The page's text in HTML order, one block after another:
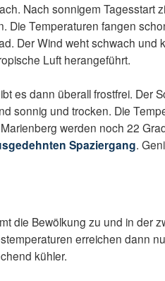
Nach sonnigem Tagesstart
Die Temperaturen fangen
Der Wind weht schwach und
Luft herangeführt.
es dann überall frostfrei. Der
sonnig und trocken. Die
werden noch 22
Spaziergang.
die Bewölkung zu und in der
erreichen dann
kühler.